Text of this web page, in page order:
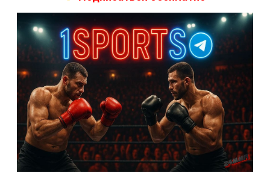
А как смотреть с ноутбука?
Анонимно кРасписание боев UFC
Кусок говна ты, существом даже нельзя ,такое как ты назвать!
АнонимнокКонор МакГрегор
УЧ
АнонимнокРэнди Браун — Николас Далби
не запускается ни один бой, реклама есть, а когда
заканчивается начинается загрузка видео длиною в жизнь.
Исправьте пожалуйста